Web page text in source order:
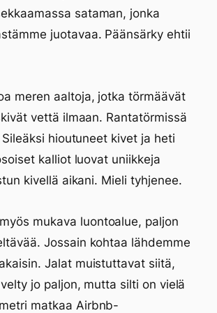
sataman, jonka
juotavaa. Päänsärky ehtii
meren aaltoja, jotka törmäävät
vettä ilmaan. Rantatörmissä
hioutuneet kivet ja heti
kalliot luovat uniikkeja
kivellä aikani. Mieli tyhjenee.
mukava luontoalue, paljon
Jossain kohtaa lähdemme
Jalat muistuttavat siitä,
jo paljon, mutta silti on vielä
matkaa Airbnb-